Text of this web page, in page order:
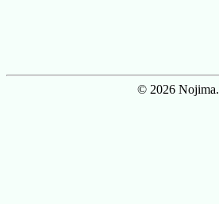
© 2026 Nojima.